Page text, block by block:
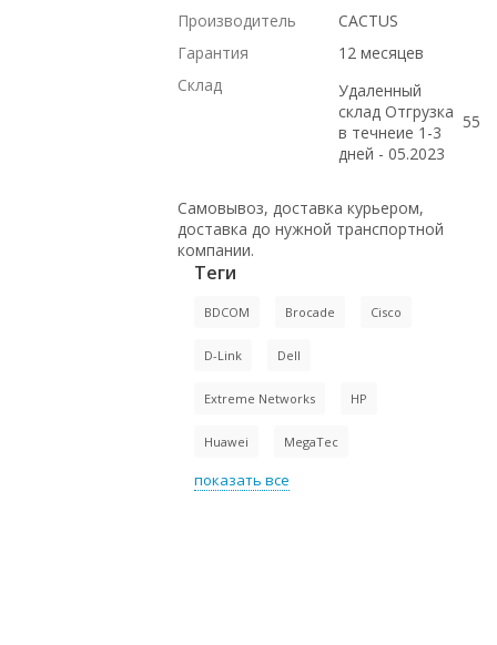
Производитель
CACTUS
Гарантия
12 месяцев
Склад
Удаленный
склад Отгрузка
в течнеие 1-3
дней - 05.2023
55
Самовывоз, доставка курьером,
доставка до нужной транспортной
компании.
Теги
BDCOM Brocade Cisco
D-Link Dell
Extreme Networks HP
Huawei MegaTec
показать все